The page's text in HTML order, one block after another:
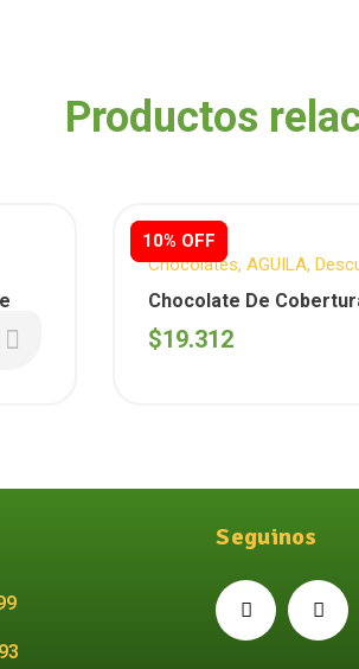
Productos
10% OFF
10% OFF
Chocolates, AGUILA,
Semanales, Reposteria
Chocolate De
Blanco Aguila ( 3
$19.312
Seguinos